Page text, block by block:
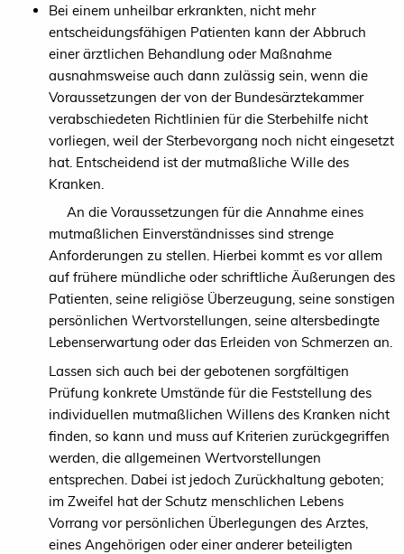
Bei einem unheilbar erkrankten, nicht mehr
entscheidungsfähigen Patienten kann der Abbruch
einer ärztlichen Behandlung oder Maßnahme
ausnahmsweise auch dann zulässig sein, wenn die
Voraussetzungen der von der Bundesärztekammer
verabschiedeten Richtlinien für die Sterbehilfe nicht
vorliegen, weil der Sterbevorgang noch nicht eingesetzt
hat. Entscheidend ist der mutmaßliche Wille des
Kranken.
An die Voraussetzungen für die Annahme eines
mutmaßlichen Einverständnisses sind strenge
Anforderungen zu stellen. Hierbei kommt es vor allem
auf frühere mündliche oder schriftliche Äußerungen des
Patienten, seine religiöse Überzeugung, seine sonstigen
persönlichen Wertvorstellungen, seine altersbedingte
Lebenserwartung oder das Erleiden von Schmerzen an.
Lassen sich auch bei der gebotenen sorgfältigen
Prüfung konkrete Umstände für die Feststellung des
individuellen mutmaßlichen Willens des Kranken nicht
finden, so kann und muss auf Kriterien zurückgegriffen
werden, die allgemeinen Wertvorstellungen
entsprechen. Dabei ist jedoch Zurückhaltung geboten;
im Zweifel hat der Schutz menschlichen Lebens
Vorrang vor persönlichen Überlegungen des Arztes,
eines Angehörigen oder einer anderer beteiligten